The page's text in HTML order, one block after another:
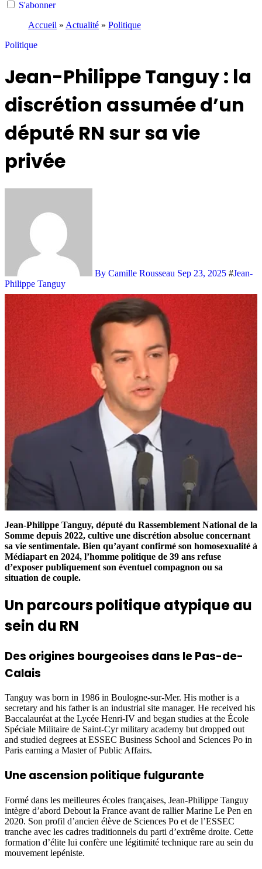
S'abonner
Accueil » Actualité » Politique
Politique
Jean-Philippe Tanguy : la
discrétion assumée d’un
député RN sur sa vie
privée
By Camille Rousseau Sep 23, 2025 #Jean-
Philippe Tanguy
Jean-Philippe Tanguy, député du Rassemblement National de la
Somme depuis 2022, cultive une discrétion absolue concernant
sa vie sentimentale. Bien qu’ayant confirmé son homosexualité à
Médiapart en 2024, l’homme politique de 39 ans refuse
d’exposer publiquement son éventuel compagnon ou sa
situation de couple.
Un parcours politique atypique au
sein du RN
Des origines bourgeoises dans le Pas-de-
Calais
Tanguy was born in 1986 in Boulogne-sur-Mer. His mother is a
secretary and his father is an industrial site manager. He received his
Baccalauréat at the Lycée Henri-IV and began studies at the École
Spéciale Militaire de Saint-Cyr military academy but dropped out
and studied degrees at ESSEC Business School and Sciences Po in
Paris earning a Master of Public Affairs.
Une ascension politique fulgurante
Formé dans les meilleures écoles françaises, Jean-Philippe Tanguy
intègre d’abord Debout la France avant de rallier Marine Le Pen en
2020. Son profil d’ancien élève de Sciences Po et de l’ESSEC
tranche avec les cadres traditionnels du parti d’extrême droite. Cette
formation d’élite lui confère une légitimité technique rare au sein du
mouvement lepéniste.